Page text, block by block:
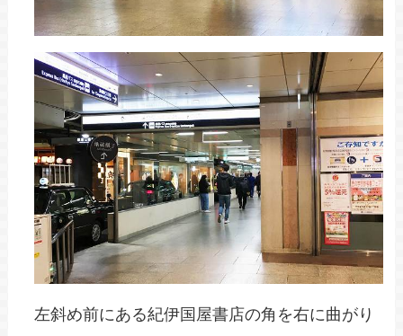
左斜め前にある紀伊国屋書店の角を右に曲がり